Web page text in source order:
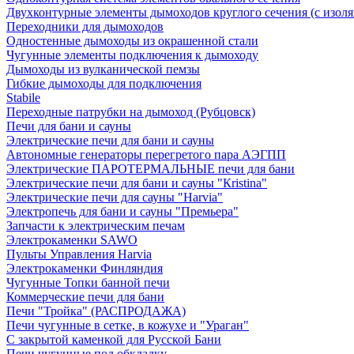
Двухконтурные элементы дымоходов круглого сечения (с
Переходники для дымоходов
Одностенные дымоходы из окрашенной стали
Чугунные элементы подключения к дымоходу
Дымоходы из вулканической пемзы
Гибкие дымоходы для подключения
Stabile
Переходные патрубки на дымоход (Рубцовск)
Печи для бани и сауны
Электрические печи для бани и сауны
Автономные генераторы перегретого пара АЭГПП
Электрические ПАРОТЕРМАЛЬНЫЕ печи для бани
Электрические печи для бани и сауны "Кristina"
Электрические печи для сауны "Harvia"
Электропечь для бани и сауны "Премьера"
Запчасти к электрическим печам
Электрокаменки SAWO
Пульты Управления Harvia
Электрокаменки Финляндия
Чугунные Топки банной печи
Коммерческие печи для бани
Печи "Тройка" (РАСПРОДАЖА)
Печи чугунные в сетке, в кожухе и "Ураган"
С закрытой каменкой для Русской Бани